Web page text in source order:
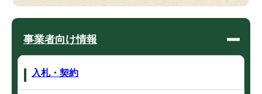
事業者向け情報
入札・契約